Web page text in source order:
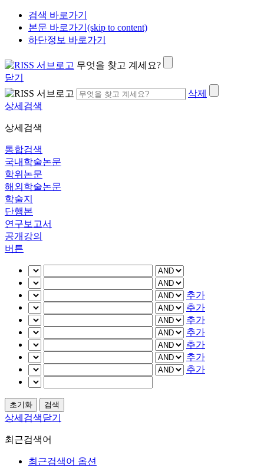
검색 바로가기
본문 바로가기(skip to content)
하단정보 바로가기
무엇을 찾고 계세요?
닫기
삭제
상세검색
상세검색
통합검색
국내학술논문
학위논문
해외학술논문
학술지
단행본
연구보고서
공개강의
버튼
추가
추가
추가
추가
추가
추가
추가
상세검색닫기
최근검색어
최근검색어 옵션